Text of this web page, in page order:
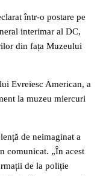
într-o postare pe
interimar al DC,
din fața Muzeului
Evreiesc American, a
la muzeu miercuri
de neimaginat a
comunicat. „În acest
de la poliție